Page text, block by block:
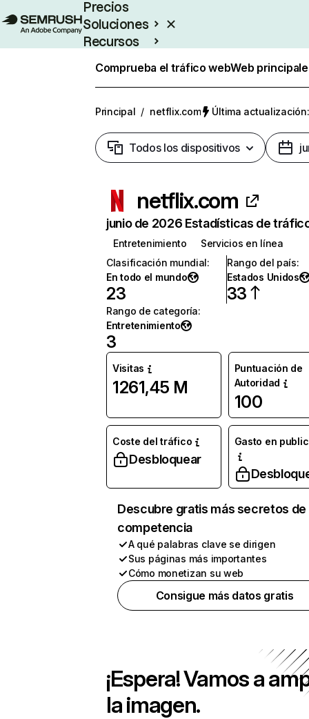
Precios
Soluciones
Recursos
Comprueba el tráfico webWeb
Principal / netflix.com Última
Todos los dispositivos
netflix.com
junio de 2026 Estadísticas de
Entretenimiento
Servicios en línea
Clasificación mundial:
En todo el mundo
23
Rango del país:
Estados Unidos
33
Rango de categoría:
Entretenimiento
3
Visitas
1261,45 M
Puntuación de
Autoridad
100
Coste del tráfico
Desbloquear
Gasto en
Descubre gratis más secretos de
competencia
A qué palabras clave se dirigen
Sus páginas más importantes
Cómo monetizan su web
Consigue más datos gratis
¡Espera! Vamos a
la imagen.